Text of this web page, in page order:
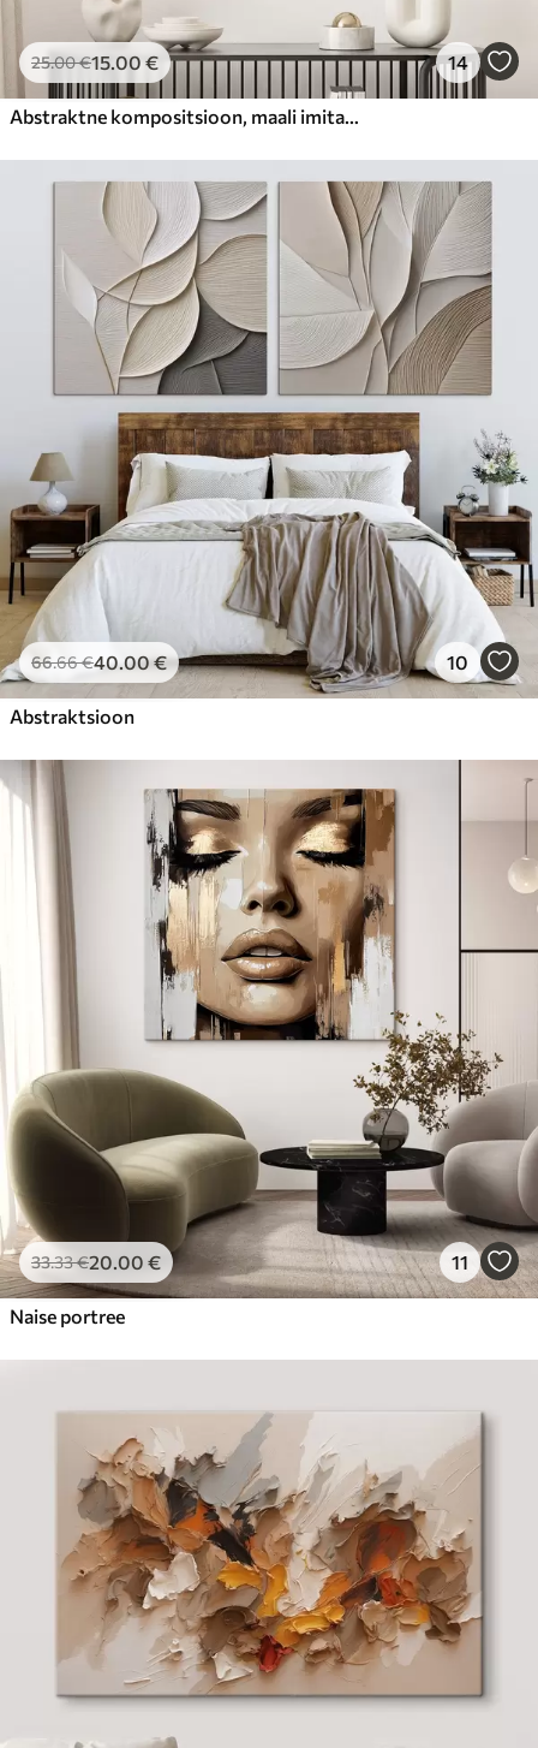
25.00€15.00 € 14
Abstraktne kompositsioon, maali imitatsioon
66.66€40.00€ 10
Abstraktsioon
33.33€20.00 € 11
Naise portree